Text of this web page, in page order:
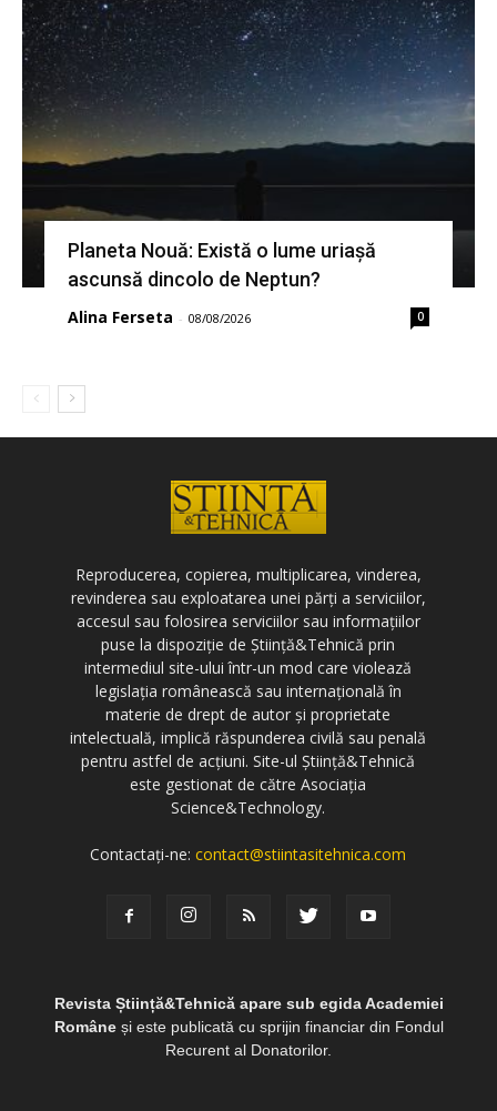
Planeta Nouă: Există o lume uriașă
ascunsă dincolo de Neptun?
Alina Ferseta - 08/08/2026 0
Reproducerea, copierea, multiplicarea, vinderea,
revinderea sau exploatarea unei părți a serviciilor,
accesul sau folosirea serviciilor sau informațiilor
puse la dispoziție de Știință&Tehnică prin
intermediul site-ului într-un mod care violează
legislația românească sau internațională în
materie de drept de autor și proprietate
intelectuală, implică răspunderea civilă sau penală
pentru astfel de acțiuni. Site-ul Știință&Tehnică
este gestionat de către Asociația
Science&Technology.
Contactați-ne:contact@stiintasitehnica.com
Revista Știință&Tehnică apare sub egida Academiei
Româneși este publicată cu sprijin financiar din Fondul
Recurent al Donatorilor.